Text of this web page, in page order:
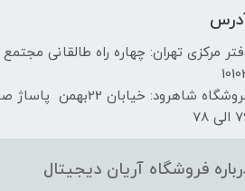
دقت صفحه نمایش
صفحه نمایش لمسی
مرکزی تهران: چهاره راه طالقانی مجتمع
فروشگاه شاهرود: خیابان
78
فروشگاه آریان دیجیتال